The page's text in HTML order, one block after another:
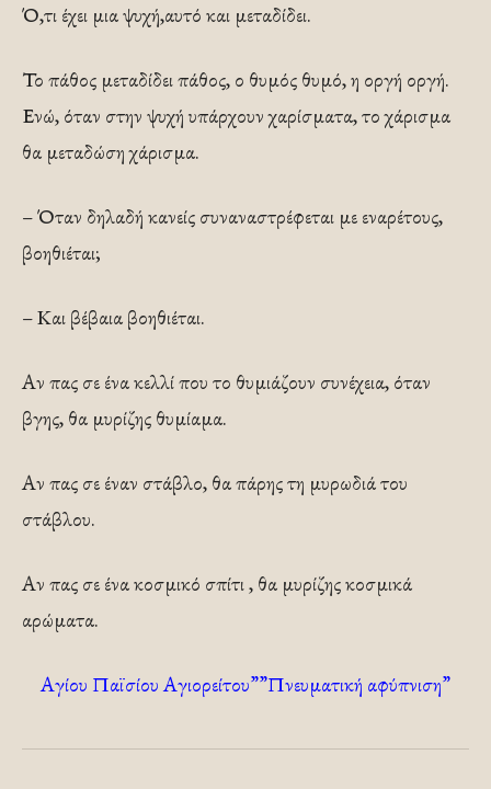
Ό,τι έχει μια ψυχή,αυτό και μεταδίδει.
Το πάθος μεταδίδει πάθος, ο θυμός θυμό, η οργή οργή.
Ενώ, όταν στην ψυχή υπάρχουν χαρίσματα, το χάρισμα
θα μεταδώση χάρισμα.
– Όταν δηλαδή κανείς συναναστρέφεται με εναρέτους,
βοηθιέται;
– Και βέβαια βοηθιέται.
Αν πας σε ένα κελλί που το θυμιάζουν συνέχεια, όταν
βγης, θα μυρίζης θυμίαμα.
Αν πας σε έναν στάβλο, θα πάρης τη μυρωδιά του
στάβλου.
Αν πας σε ένα κοσμικό σπίτι , θα μυρίζης κοσμικά
αρώματα.
Αγίου Παϊσίου Αγιορείτου””Πνευματική αφύπνιση”